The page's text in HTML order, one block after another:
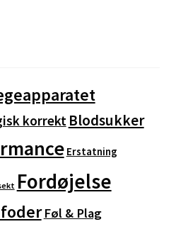
korrekt Blodsukker
Erstatning
Fordøjelse
Føl & Plag